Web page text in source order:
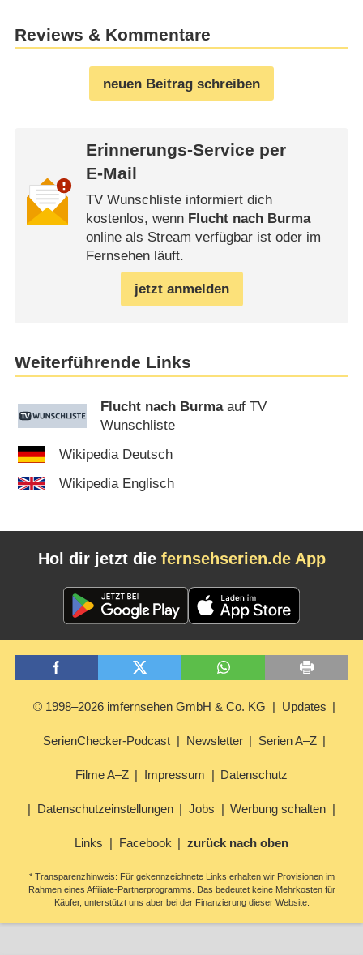
Reviews & Kommentare
neuen Beitrag schreiben
Erinnerungs-Service per
E-Mail
TV Wunschliste informiert dich
kostenlos, wenn Flucht nach Burma
online als Stream verfügbar ist oder im
Fernsehen läuft.
jetzt anmelden
Weiterführende Links
Flucht nach Burmaauf TV
Wunschliste
Wikipedia Deutsch
Wikipedia Englisch
Hol dir jetzt die fernsehserien.de App
© 1998–2026 imfernsehen GmbH & Co. KG Updates
SerienChecker-Podcast Newsletter Serien A–Z
Filme A–Z Impressum Datenschutz
Datenschutzeinstellungen Jobs Werbung schalten
Links Facebook zurück nach oben
* Transparenzhinweis: Für gekennzeichnete Links erhalten wir Provisionen im
Rahmen eines Affiliate-Partnerprogramms. Das bedeutet keine Mehrkosten für
Käufer, unterstützt uns aber bei der Finanzierung dieser Website.